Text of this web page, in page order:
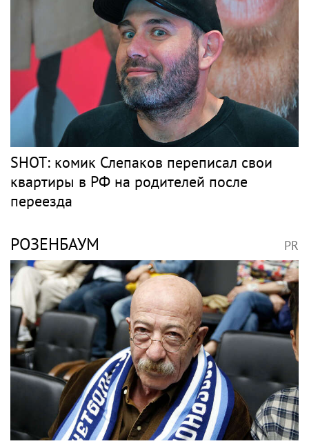
БАСТА
Дисквалифицированный за допинг
Заболотный подписал контракт с клубом
Басты
Барды
СЛЕПАКОВ